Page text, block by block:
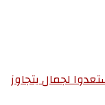
لجمال يتجاوز